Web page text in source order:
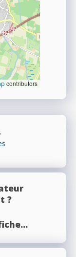
contributors
?